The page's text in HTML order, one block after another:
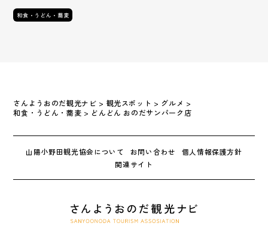
和食・うどん・蕎麦
さんようおのだ観光ナビ > 観光スポット > グルメ >
和食・うどん・蕎麦 > どんどん おのだサンパーク店
山陽小野田観光協会について お問い合わせ
個人情報保護方針
関連サイト